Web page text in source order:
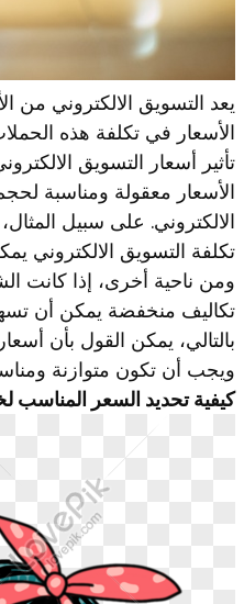
يعد التسويق الالكتروني من
الأسعار في تكلفة هذه
تأثير أسعار التسويق
الأسعار معقولة ومناسبة
الالكتروني. على سبيل
تكلفة التسويق الالكتروني
ومن ناحية أخرى، إذا كانت
تكاليف منخفضة يمكن أن تسهم
بالتالي، يمكن القول بأن
ويجب أن تكون متوازنة
كيفية تحديد السعر المناسب